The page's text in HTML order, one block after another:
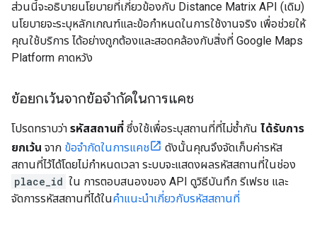
ส่วนนี้จะอธิบายนโยบายที่เกี่ยวข้องกับ Distance Matrix API (เดิม)
นโยบายจะระบุหลักเกณฑ์และข้อกำหนดในการใช้งานจริง เพื่อช่วยให้
คุณใช้บริการ ได้อย่างถูกต้องและสอดคล้องกับสิ่งที่ Google Maps
Platform คาดหวัง
ข้อยกเว้นจากข้อจำกัดในการแคช
โปรดทราบว่า รหัสสถานที่ ซึ่งใช้เพื่อระบุสถานที่ที่ไม่ซ้ำกัน ได้รับการ
ยกเว้น จาก ข้อจำกัดในการแคช
ดังนั้นคุณจึงจัดเก็บค่ารหัส
สถานที่ไว้ได้โดยไม่กำหนดเวลา ระบบจะแสดงผลรหัสสถานที่ในช่อง
place_id ใน การตอบสนองของ API ดูวิธีบันทึก รีเฟรช และ
จัดการรหัสสถานที่ได้ในคำแนะนำเกี่ยวกับรหัสสถานที่